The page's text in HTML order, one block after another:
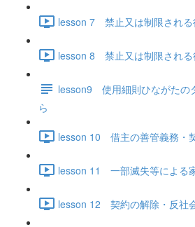
lesson 7 禁止又は制限される
lesson 8 禁止又は制限される
lesson9 使用細則ひながたの
ら
lesson 10 借主の善管義務・
lesson 11 一部滅失等による
lesson 12 契約の解除・反社